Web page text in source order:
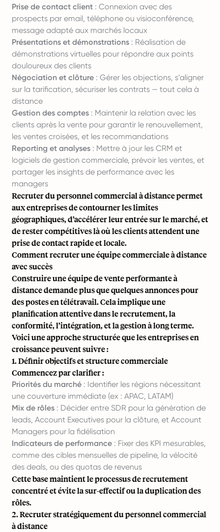
Prise de contact client : Connexion avec des
prospects par email, téléphone ou visioconférence,
message adapté aux marchés locaux
Présentations et démonstrations : Réalisation de
démonstrations virtuelles pour répondre aux points
douloureux des clients
Négociation et clôture : Gérer les objections, s’aligner
sur la tarification, sécuriser les contrats — tout cela à
distance
Gestion des comptes : Maintenir la relation avec les
clients après la vente pour garantir le renouvellement,
les ventes croisées, et les recommandations
Reporting et analyses : Mettre à jour les CRM et
logiciels de gestion commerciale, prévoir les ventes, et
partager les insights de performance avec les
managers
Recruter du personnel commercial à distance permet
aux entreprises de contourner les limites
géographiques, d’accélérer leur entrée sur le marché, et
de rester compétitives là où les clients attendent une
prise de contact rapide et locale.
Comment recruter une équipe commerciale à distance
avec succès
Construire une équipe de vente performante à
distance demande plus que quelques annonces pour
des postes en télétravail. Cela implique une
planification attentive dans le recrutement, la
conformité, l’intégration, et la gestion à long terme.
Voici une approche structurée que les entreprises en
croissance peuvent suivre :
1. Définir objectifs et structure commerciale
Commencez par clarifier :
Priorités du marché : Identifier les régions nécessitant
une couverture immédiate (ex : APAC, LATAM)
Mix de rôles : Décider entre SDR pour la génération de
leads, Account Executives pour la clôture, et Account
Managers pour la fidélisation
Indicateurs de performance : Fixer des KPI mesurables,
comme des cibles mensuelles de pipeline, la vélocité
des deals, ou des quotas de revenus
Cette base maintient le processus de recrutement
concentré et évite la sur-effectif ou la duplication des
rôles.
2. Recruter stratégiquement du personnel commercial
à distance